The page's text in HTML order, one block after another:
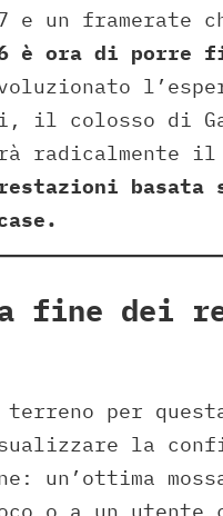
e un framerate
è ora di porre
colosso di
radicalmente
basata
fine dei
terreno per
la
un’ottima